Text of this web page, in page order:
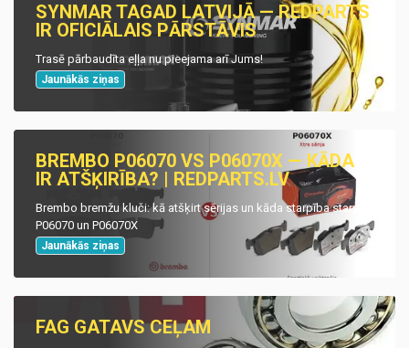
SYNMAR TAGAD LATVIJĀ — REDPARTS
IR OFICIĀLAIS PĀRSTĀVIS
Trasē pārbaudīta eļļa nu pieejama arī Jums!
Jaunākās ziņas
BREMBO P06070 VS P06070X — KĀDA
IR ATŠĶIRĪBA? | REDPARTS.LV
Brembo bremžu kluči: kā atšķirt sērijas un kāda starpība starp
P06070 un P06070X
Jaunākās ziņas
FAG GATAVS CEĻAM